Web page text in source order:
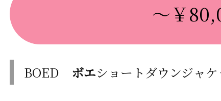
～￥
BOED ボエショートダウンジャケ